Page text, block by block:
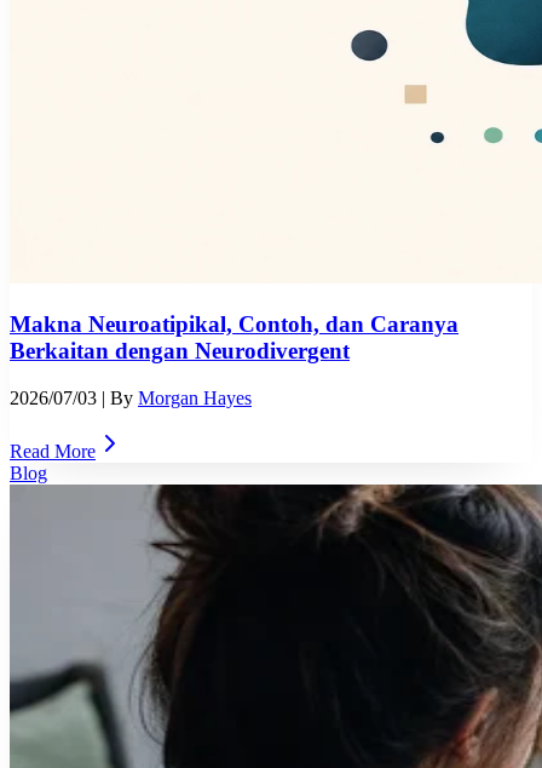
Makna Neuroatipikal, Contoh, dan Caranya
Berkaitan dengan Neurodivergent
2026/07/03 | By Morgan Hayes
Read More
Blog